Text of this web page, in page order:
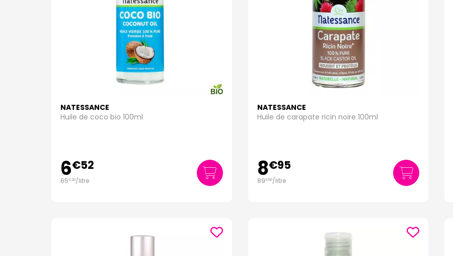
NATESSANCE
Huile de coco bio 100ml
6€52
65€20/litre
NATESSANCE
Huile de carapate ricin noire 100ml
8€95
89€50/litre